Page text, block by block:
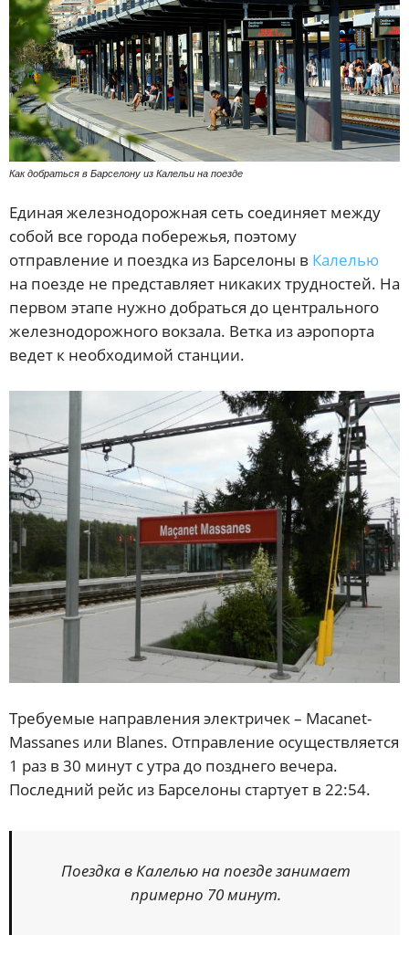
Как добраться в Барселону из Калельи на поезде
Единая железнодорожная сеть соединяет между
собой все города побережья, поэтому
отправление и поездка из Барселоны в Калелью
на поезде не представляет никаких трудностей. На
первом этапе нужно добраться до центрального
железнодорожного вокзала. Ветка из аэропорта
ведет к необходимой станции.
Требуемые направления электричек – Macanet-
Massanes или Blanes. Отправление осуществляется
1 раз в 30 минут с утра до позднего вечера.
Последний рейс из Барселоны стартует в 22:54.
Поездка в Калелью на поезде занимает
примерно 70 минут.